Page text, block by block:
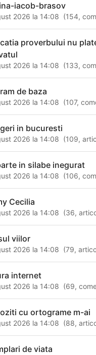
iacob-brasov
2026 la 14:08 (154,
proverbului nu
2026 la 14:08 (133,
de baza
2026 la 14:08 (107,
in bucuresti
2026 la 14:08 (109,
in silabe inegurat
2026 la 14:08 (106,
Cecilia
2026 la 14:08 (36,
viilor
2026 la 14:08 (79,
internet
2026 la 14:08 (69,
cu ortograme m-ai
2026 la 14:08 (88,
de viata